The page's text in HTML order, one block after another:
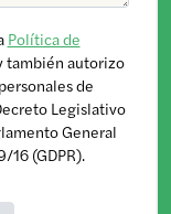
Política de
también autorizo
de
Legislativo
General
16 (GDPR).